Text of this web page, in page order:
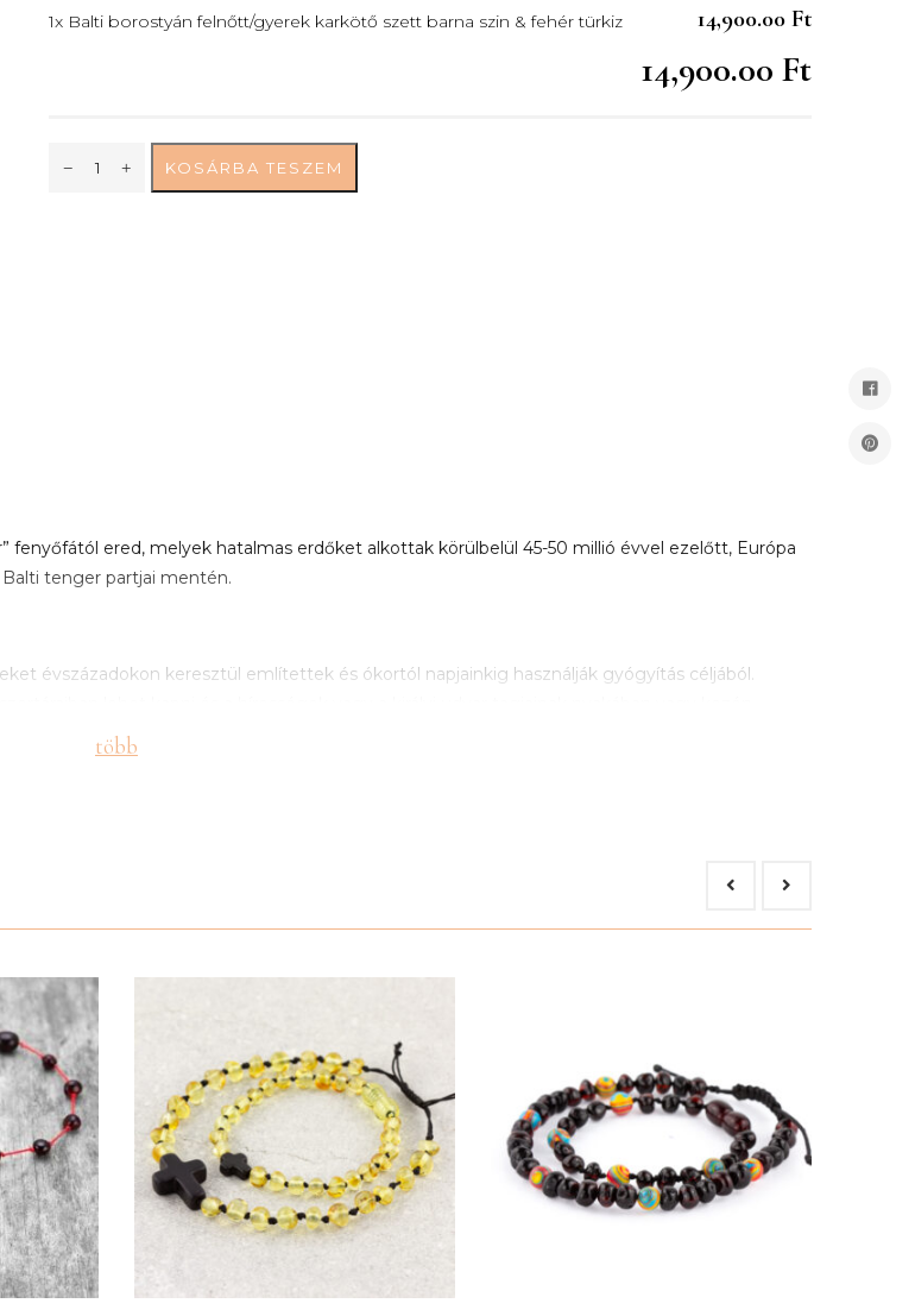
1x Balti borostyán felnőtt/gyerek karkötő szett barna szin & fehér türkiz 14,900.00 Ft
14,900.00 Ft
KOSÁRBA TESZEM
fenyőfától ered, melyek hatalmas erdőket alkottak körülbelül 45-50 millió évvel ezelőtt, Európa
Balti tenger partjai mentén.
évszázadokon keresztül említettek és ókortól napjainkig használják gyógyítás céljából.
betegségek kezelésére/enyhítésére használható, ezek a következők: fogzás okozta
A borostyánból készült ékszerek egyszerű viselése által a szervezet könnyebben
rendelkezik a gyerekeknek és felnőtteknek szánt borostyán ékszerek tervezése és
paraméterek alapján, melyek az Ön gyereke életkorának felelnek meg vagy a
névvel, féldrágakövekkel, zsinórszínnel vagy bármilyen kő és szín kombinációval, melyek
tervezve és készítve, betartván az európai biztonsági előírásokat így: minden gyöngy külön
szóródnak széjjel. A gyerekek számára készült borostyán ékszerek záró rendszere
mely reakciókat különböző fém záró rendszerek kiválthatnak. A 3 éves életkorig készült
több